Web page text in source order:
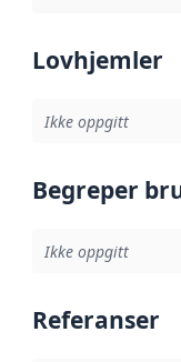
Lovhjemler
Ikke oppgitt
Begreper
Ikke oppgitt
Referanser